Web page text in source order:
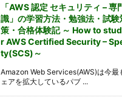
「AWS 認定 セキュリティ – 専
識」の学習方法・勉強法・試験
策・合格体験記 ～ How to
r AWS Certified Security –
ty(SCS)～
Amazon Web Services(AWS)は今最
ェアを拡大しているパブ ...